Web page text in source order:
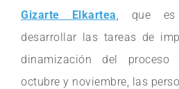
Gizarte Elkartea , que
desarrollar las tareas de
dinamización del proceso
octubre y noviembre, las